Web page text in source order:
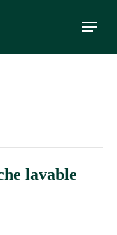
Menu
lavable